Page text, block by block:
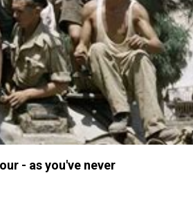
- as you've never